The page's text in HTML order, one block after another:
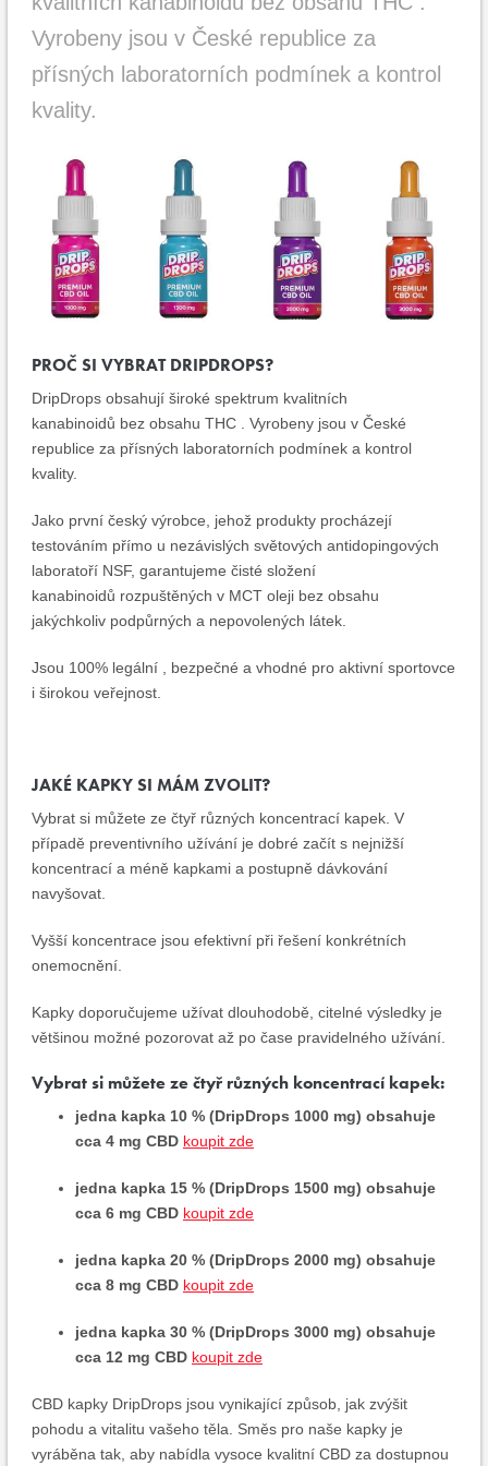
Vyrobeny jsou v České republice za
přísných laboratorních podmínek a kontrol
kvality.
PROČ SI VYBRAT DRIPDROPS?
DripDrops obsahují široké spektrum kvalitních
kanabinoidů bez obsahu THC . Vyrobeny jsou v České
republice za přísných laboratorních podmínek a kontrol
kvality.
Jako první český výrobce, jehož produkty procházejí
testováním přímo u nezávislých světových antidopingových
laboratoří NSF, garantujeme čisté složení
kanabinoidů rozpuštěných v MCT oleji bez obsahu
jakýchkoliv podpůrných a nepovolených látek.
Jsou 100% legální , bezpečné a vhodné pro aktivní sportovce
i širokou veřejnost.
JAKÉ KAPKY SI MÁM ZVOLIT?
Vybrat si můžete ze čtyř různých koncentrací kapek. V
případě preventivního užívání je dobré začít s nejnižší
koncentrací a méně kapkami a postupně dávkování
navyšovat.
Vyšší koncentrace jsou efektivní při řešení konkrétních
onemocnění.
Kapky doporučujeme užívat dlouhodobě, citelné výsledky je
většinou možné pozorovat až po čase pravidelného užívání.
Vybrat si můžete ze čtyř různých koncentrací kapek:
jedna kapka 10 % (DripDrops 1000 mg) obsahuje
cca 4 mg CBD koupit zde
jedna kapka 15 % (DripDrops 1500 mg) obsahuje
cca 6 mg CBD koupit zde
jedna kapka 20 % (DripDrops 2000 mg) obsahuje
cca 8 mg CBD koupit zde
jedna kapka 30 % (DripDrops 3000 mg) obsahuje
cca 12 mg CBD koupit zde
CBD kapky DripDrops jsou vynikající způsob, jak zvýšit
pohodu a vitalitu vašeho těla. Směs pro naše kapky je
vyráběna tak, aby nabídla vysoce kvalitní CBD za dostupnou